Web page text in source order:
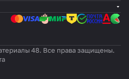
48. Все права защищены.